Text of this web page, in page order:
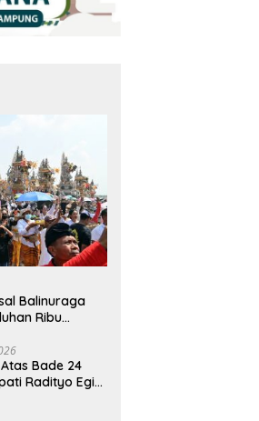
Balinuraga
Ribu
Bade 24
Radityo Egi